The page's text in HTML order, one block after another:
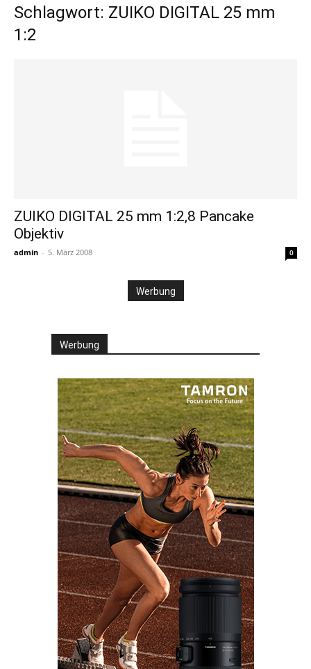
Schlagwort: ZUIKO DIGITAL 25 mm
1:2
ZUIKO DIGITAL 25 mm 1:2,8 Pancake
Objektiv
admin - 5. März 2008 0
Werbung
Werbung